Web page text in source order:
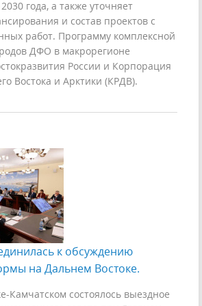
года, а также уточняет
и состав проектов с
работ. Программу комплексной
ДФО в макрорегионе
России и Корпорация
Востока и Арктики (КРДВ).
к обсуждению
на Дальнем Востоке.
Камчатском состоялось выездное